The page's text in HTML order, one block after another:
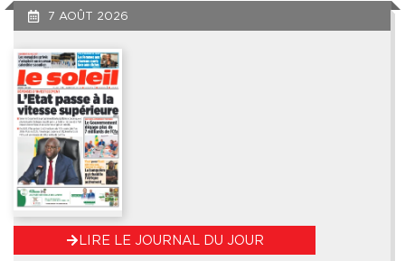
7 AOÛT 2026
LIRE LE JOURNAL DU JOUR